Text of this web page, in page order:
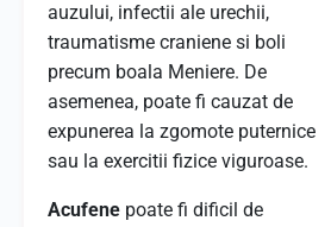
auzului, infectii ale urechii,
traumatisme craniene si boli
precum boala Meniere. De
asemenea, poate fi cauzat de
expunerea la zgomote puternice
sau la exercitii fizice viguroase.
Acufene poate fi dificil de